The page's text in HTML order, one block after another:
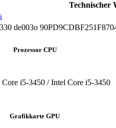
Technischer
de003o
Prozessor CPU
Core i5-3450 / Intel Core i5-3450
Grafikkarte GPU